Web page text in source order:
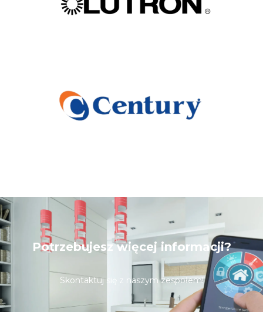
Potrzebujesz więcej informacji?
Skontaktuj się z naszym zespołem!